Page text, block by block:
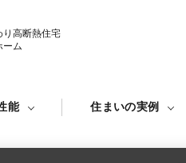
り高断熱住宅
ーム
能 住まいの実例